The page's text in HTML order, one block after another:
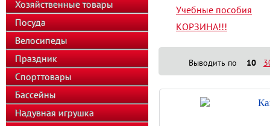
Хозяйственные товары
Посуда
Велосипеды
Праздник
Спорттовары
Бассейны
Надувная игрушка
Учебные пособия
КОРЗИНА!!!
Выводить по 10